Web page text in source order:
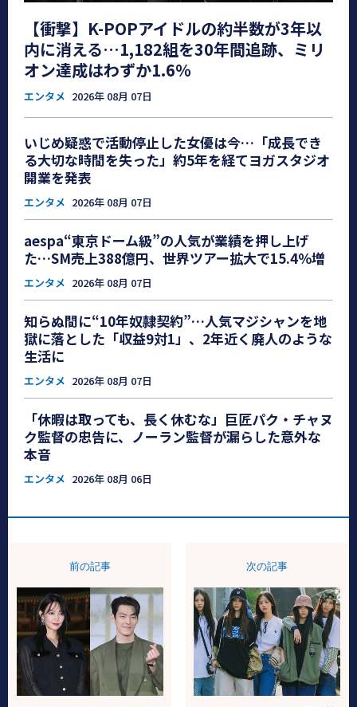
【衝撃】K-POPアイドルの約半数が3年以
内に消える…1,182組を30年間追跡、ミリ
オン達成はわずか1.6％
エンタメ 2026年 08月 07日
いじめ疑惑で活動停止した女優は今…「成長でき
る大切な時間を失った」約5年を経てヨガスタジオ
開業を発表
エンタメ 2026年 08月 07日
aespa“東京ドーム級”の人気が業績を押し上げ
た…SM売上388億円、世界ツアー拡大で15.4％増
エンタメ 2026年 08月 07日
知らぬ間に“10年奴隷契約”…人気マジシャンを地
獄に落とした「収益9対1」、2年近く廃人のような
生活に
エンタメ 2026年 08月 07日
「休暇は取っても、長く休むな」巨匠パク・チャヌ
ク監督の忠告に、ノーラン監督が漏らした意外な
本音
エンタメ 2026年 08月 06日
前の記事 次の記事